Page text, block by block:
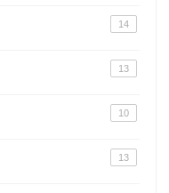
14
13
10
13